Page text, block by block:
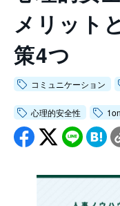
企業理念
会社概要
ニュース
CEO挨拶
制度・文化
WHI Holdings
資料ダウンロ
メリット
策4つ
コミュニケーション
心理的安全性